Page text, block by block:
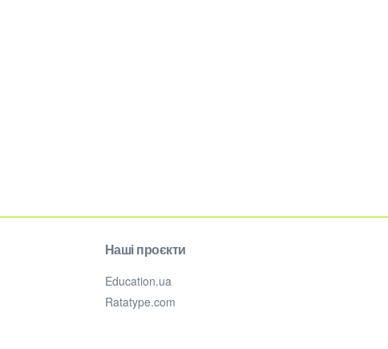
Наші проєкти
Education.ua
Ratatype.com